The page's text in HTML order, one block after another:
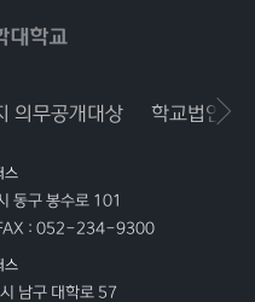
스
동구 봉수로 101
: 052-234-9300
스
남구 대학로 57
의무공개대상 학교법인공